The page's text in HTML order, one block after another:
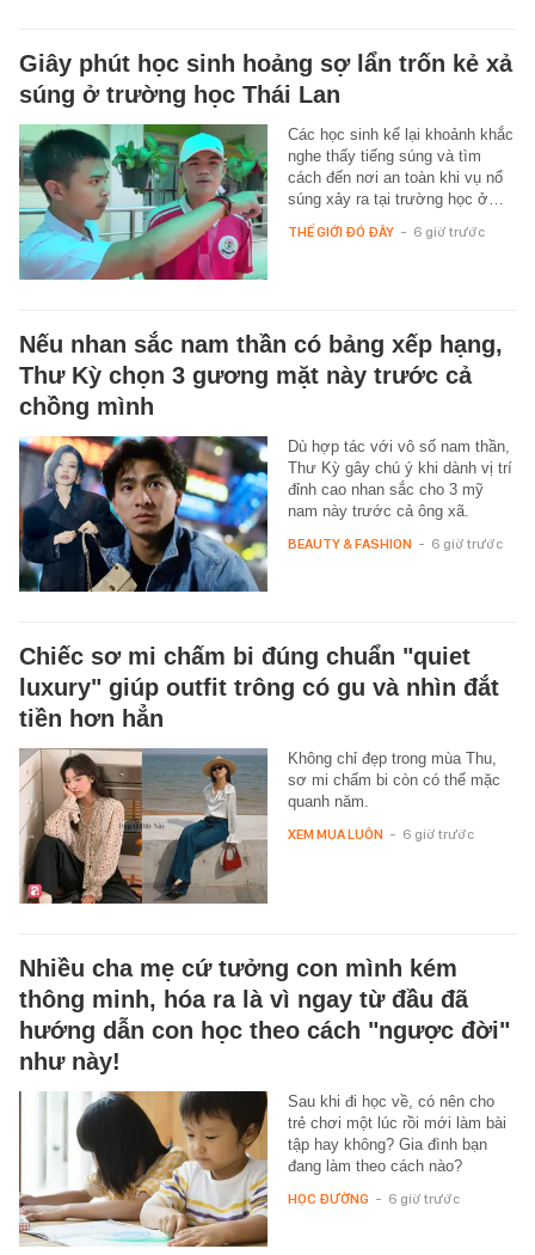
Giây phút học sinh hoảng sợ lẩn trốn kẻ xả
súng ở trường học Thái Lan
Các học sinh kể lại khoảnh khắc
nghe thấy tiếng súng và tìm
cách đến nơi an toàn khi vụ nổ
súng xảy ra tại trường học ở…
THẾ GIỚI ĐÓ ĐÂY - 6 giờ trước
Nếu nhan sắc nam thần có bảng xếp hạng,
Thư Kỳ chọn 3 gương mặt này trước cả
chồng mình
Dù hợp tác với vô số nam thần,
Thư Kỳ gây chú ý khi dành vị trí
đỉnh cao nhan sắc cho 3 mỹ
nam này trước cả ông xã.
BEAUTY & FASHION - 6 giờ trước
Chiếc sơ mi chấm bi đúng chuẩn "quiet
luxury" giúp outfit trông có gu và nhìn đắt
tiền hơn hẳn
Không chỉ đẹp trong mùa Thu,
sơ mi chấm bi còn có thể mặc
quanh năm.
XEM MUA LUÔN - 6 giờ trước
Nhiều cha mẹ cứ tưởng con mình kém
thông minh, hóa ra là vì ngay từ đầu đã
hướng dẫn con học theo cách "ngược đời"
như này!
Sau khi đi học về, có nên cho
trẻ chơi một lúc rồi mới làm bài
tập hay không? Gia đình bạn
đang làm theo cách nào?
HỌC ĐƯỜNG - 6 giờ trước